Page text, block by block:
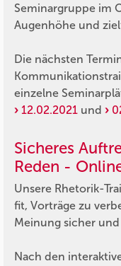
Seminargruppe im
Augenhöhe und
Die nächsten
einzelne
12.02.2021 und
Sicheres
Reden -
Unsere Rhetorik-
fit, Vorträge zu
Meinung sicher
Nach den